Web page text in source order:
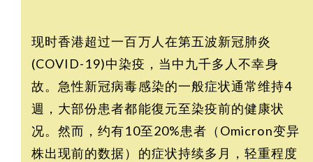
现时香港超过一百万人在第五波新冠肺炎
(COVID-19)中染疫，当中九千多人不幸身
故。急性新冠病毒感染的一般症状通常维持4
週，大部份患者都能復元至染疫前的健康状
况。然而，约有10至20%患者（Omicron变异
株出现前的数据）的症状持续多月，轻重程度